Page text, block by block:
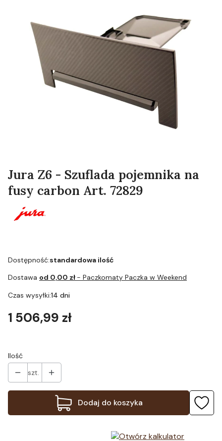
Jura Z6 - Szuflada pojemnika na
fusy carbon Art. 72829
Dostępność:standardowa ilość
Dostawa od 0,00 zł - Paczkomaty Paczka w Weekend
Czas wysyłki:14 dni
Cena
1 506,99 zł
Ilość
szt.
Dodaj do koszyka